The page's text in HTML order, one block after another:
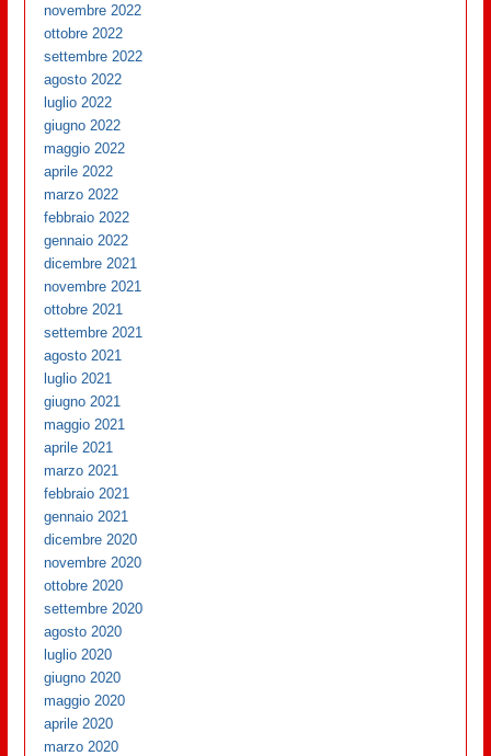
novembre 2022
ottobre 2022
settembre 2022
agosto 2022
luglio 2022
giugno 2022
maggio 2022
aprile 2022
marzo 2022
febbraio 2022
gennaio 2022
dicembre 2021
novembre 2021
ottobre 2021
settembre 2021
agosto 2021
luglio 2021
giugno 2021
maggio 2021
aprile 2021
marzo 2021
febbraio 2021
gennaio 2021
dicembre 2020
novembre 2020
ottobre 2020
settembre 2020
agosto 2020
luglio 2020
giugno 2020
maggio 2020
aprile 2020
marzo 2020